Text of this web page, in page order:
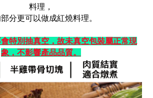
料理，
分更可以做成紅燒料理。
特別抽真空，故未真空包裝屬正常現
象，不影響產品品質。